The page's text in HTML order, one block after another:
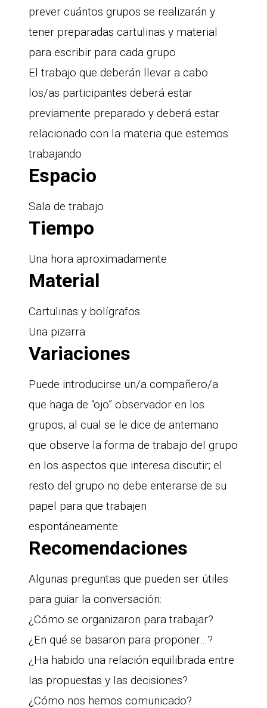
prever cuántos grupos se realizarán y
tener preparadas cartulinas y material
para escribir para cada grupo
El trabajo que deberán llevar a cabo
los/as participantes deberá estar
previamente preparado y deberá estar
relacionado con la materia que estemos
trabajando
Espacio
Sala de trabajo
Tiempo
Una hora aproximadamente
Material
Cartulinas y bolígrafos
Una pizarra
Variaciones
Puede introducirse un/a compañero/a
que haga de “ojo” observador en los
grupos, al cual se le dice de antemano
que observe la forma de trabajo del grupo
en los aspectos que interesa discutir; el
resto del grupo no debe enterarse de su
papel para que trabajen
espontáneamente
Recomendaciones
Algunas preguntas que pueden ser útiles
para guiar la conversación:
¿Cómo se organizaron para trabajar?
¿En qué se basaron para proponer…?
¿Ha habido una relación equilibrada entre
las propuestas y las decisiones?
¿Cómo nos hemos comunicado?